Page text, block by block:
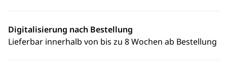
Digitalisierung nach Bestellung
Lieferbar innerhalb von bis zu 8 Wochen ab Bestellung